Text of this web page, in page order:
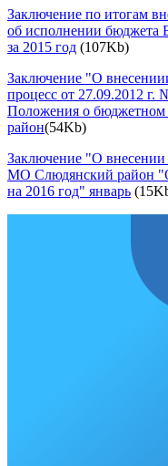
Заключение по итогам
об исполнении бюджета
за 2015 год (107Kb)
Заключение "О
процесс от 27.09.2012
Положения о
район(54Kb)
Заключение "О
МО Слюдянский район
на 2016 год" январь